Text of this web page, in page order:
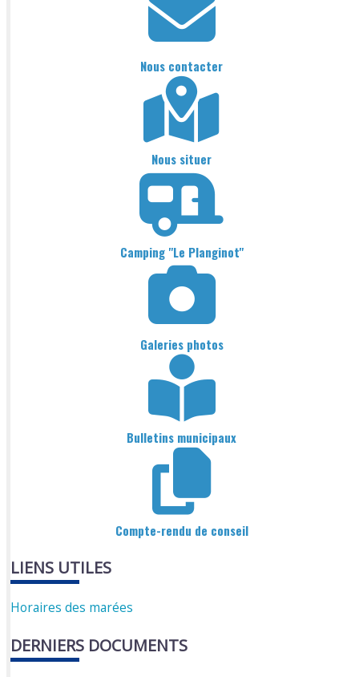
Nous contacter
Nous situer
Camping "Le Planginot"
Galeries photos
Bulletins municipaux
Compte-rendu de conseil
LIENS UTILES
Horaires des marées
DERNIERS DOCUMENTS